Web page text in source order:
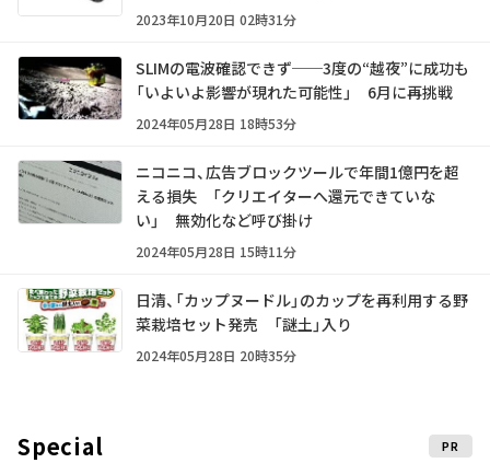
2023年10月20日 02時31分
SLIMの電波確認できず──3度の“越夜”に成功も
「いよいよ影響が現れた可能性」 6月に再挑戦
2024年05月28日 18時53分
ニコニコ、広告ブロックツールで年間1億円を超
える損失 「クリエイターへ還元できていな
い」 無効化など呼び掛け
2024年05月28日 15時11分
日清、「カップヌードル」のカップを再利用する野
菜栽培セット発売 「謎土」入り
2024年05月28日 20時35分
Special PR